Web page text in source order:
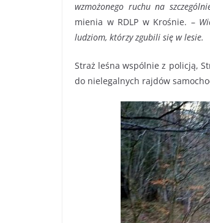
wzmożonego ruchu na
mienia w RDLP w Krośnie. –
ludziom, którzy zgubili się w lesie.
Straż leśna wspólnie z policją,
do nielegalnych rajdów